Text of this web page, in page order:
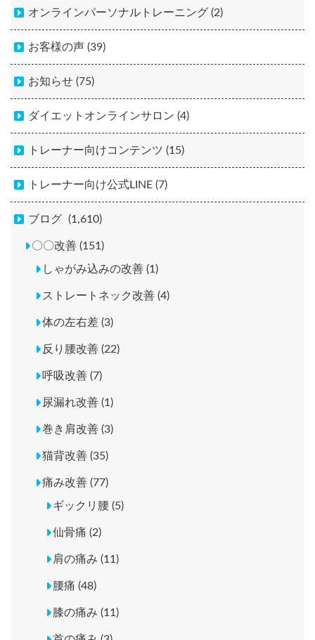
オンラインパーソナルトレーニング (2)
お客様の声 (39)
お知らせ (75)
ダイエットオンラインサロン (4)
トレーナー向けコンテンツ (15)
トレーナー向け公式LINE (7)
ブログ (1,610)
〇〇改善 (151)
しゃがみ込みの改善 (1)
ストレートネック改善 (4)
体の左右差 (3)
反り腰改善 (22)
呼吸改善 (7)
尿漏れ改善 (1)
巻き肩改善 (3)
猫背改善 (35)
痛み改善 (77)
ギックリ腰 (5)
仙骨痛 (2)
肩の痛み (11)
腰痛 (48)
膝の痛み (11)